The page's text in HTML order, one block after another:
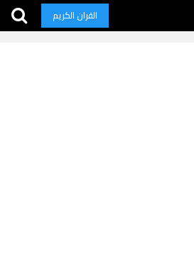
القران الكريم